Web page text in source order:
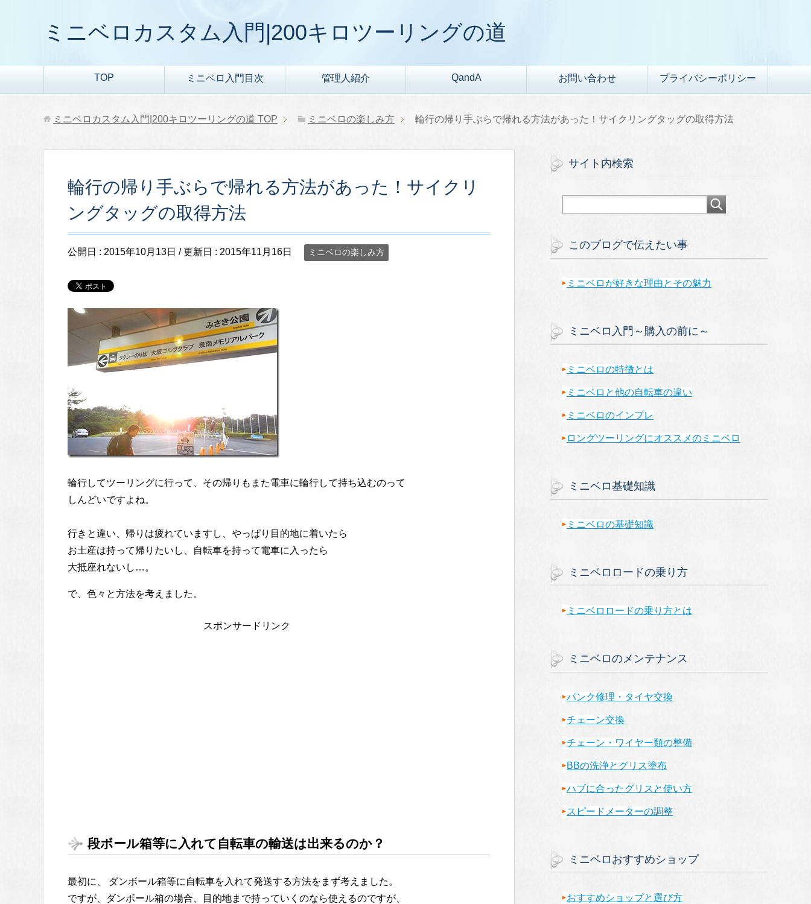
ミニベロカスタム入門|200キロツーリングの道
TOP ミニベロ入門目次 管理人紹介 QandA お問い合わせ プライバシーポリシー
ミニベロカスタム入門|200キロツーリングの道 TOP ミニベロの楽しみ方 輪行の帰り手ぶらで帰れる方法があった！サイクリングタッグの取得方法
輪行の帰り手ぶらで帰れる方法があった！サイクリ
ングタッグの取得方法
公開日 : 2015年10月13日 / 更新日 : 2015年11月16日 ミニベロの楽しみ方
輪行してツーリングに行って、その帰りもまた電車に輪行して持ち込むのって
しんどいですよね。
行きと違い、帰りは疲れていますし、やっぱり目的地に着いたら
お土産は持って帰りたいし、自転車を持って電車に入ったら
大抵座れないし…。
で、色々と方法を考えました。
スポンサードリンク
段ボール箱等に入れて自転車の輸送は出来るのか？
最初に、 ダンボール箱等に自転車を入れて発送する方法をまず考えました。
ですが、ダンボール箱の場合、目的地まで持っていくのなら使えるのですが、
サイト内検索
このブログで伝えたい事
ミニベロが好きな理由とその魅力
ミニベロ入門～購入の前に～
ミニベロの特徴とは
ミニベロと他の自転車の違い
ミニベロのインプレ
ロングツーリングにオススメのミニベロ
ミニベロ基礎知識
ミニベロの基礎知識
ミニベロロードの乗り方
ミニベロロードの乗り方とは
ミニベロのメンテナンス
パンク修理・タイヤ交換
チェーン交換
チェーン・ワイヤー類の整備
BBの洗浄とグリス塗布
ハブに合ったグリスと使い方
スピードメーターの調整
ミニベロおすすめショップ
おすすめショップと選び方